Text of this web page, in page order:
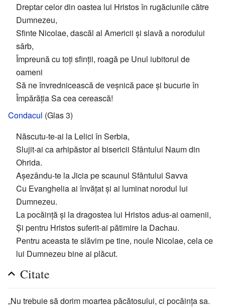
Dreptar celor din oastea lui Hristos în rugăciunile către
Dumnezeu,
Sfinte Nicolae, dascăl al Americii și slavă a norodului
sârb,
Împreună cu toți sfinții, roagă pe Unul iubitorul de
oameni
Să ne învrednicească de veșnică pace și bucurie în
Împărăția Sa cea cerească!
Condacul (Glas 3)
Născutu-te-ai la Lelici în Serbia,
Slujit-ai ca arhipăstor al bisericii Sfântului Naum din
Ohrida.
Așezându-te la Jicia pe scaunul Sfântului Savva
Cu Evanghelia ai învățat și ai luminat norodul lui
Dumnezeu.
La pocăință și la dragostea lui Hristos adus-ai oamenii,
Și pentru Hristos suferit-ai pătimire la Dachau.
Pentru aceasta te slăvim pe tine, noule Nicolae, cela ce
lui Dumnezeu bine ai plăcut.
Citate
„Nu trebuie să dorim moartea păcătosului, ci pocăința sa.